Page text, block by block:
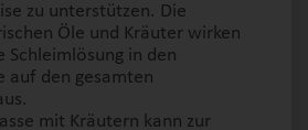
zu unterstützen. Die
Öle und Kräuter wirken
Schleimlösung in den
auf den gesamten
mit Kräutern kann zur